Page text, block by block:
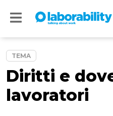
I nostri social
Accedi
TEMA
Diritti e
lavoratori